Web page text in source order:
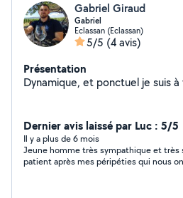
Gabriel Giraud
Gabriel
Eclassan (Eclassan)
5/5 (4 avis)
Présentation
Dynamique, et ponctuel je suis
Dernier avis laissé par Luc : 5/5
Il y a plus de 6 mois
Jeune homme très sympathique et très
patient après mes péripéties qui nous